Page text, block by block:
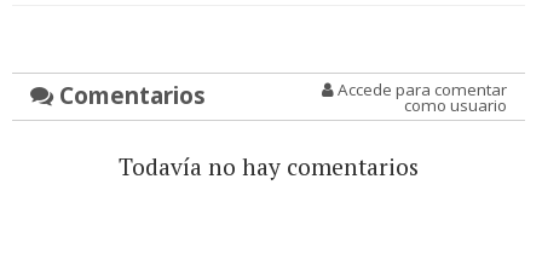
Comentarios Accede para comentar
como usuario
Todavía no hay comentarios